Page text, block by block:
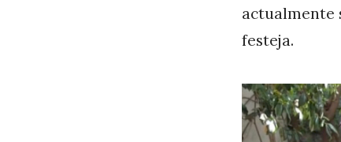
actualmente
festeja.